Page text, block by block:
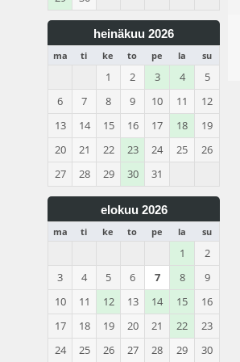
heinäkuu 2026
ma ti ke to pe la su
1 2 3 4
5
6
7 8 9 10 11
12
13
14 15 16 17 18
19
20
21 22 23 24 25
26
27
28 29 30 31
elokuu 2026
ma ti ke to pe la su
1
2
3
4 5 6 7 8
9
10
11 12 13 14 15
16
17
18 19 20 21 22
23
24
25 26 27 28 29 30